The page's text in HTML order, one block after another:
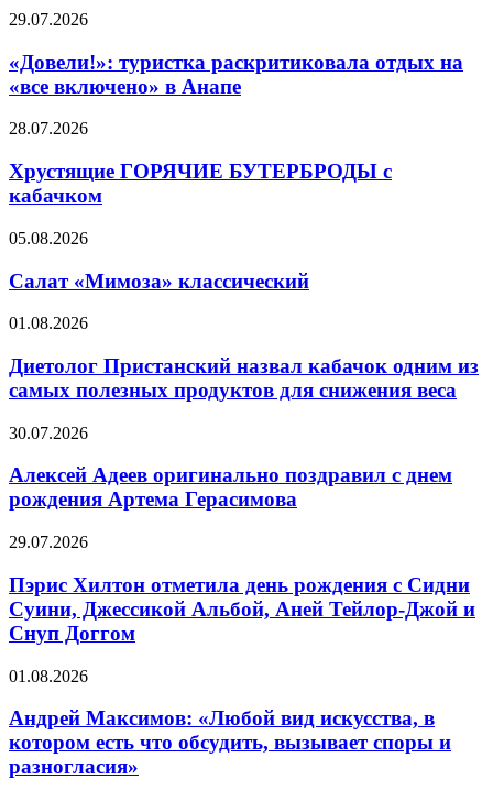
войны»
«Довели!»:
раскритиковала
отдых
на
включено»
Анапе
29.07.2026
«Довели!»: туристка раскритиковала отдых на
«все включено» в Анапе
Хрустящие
БУТЕРБРОДЫ
с
кабачком
28.07.2026
Хрустящие ГОРЯЧИЕ БУТЕРБРОДЫ с
кабачком
Салат
классический
05.08.2026
Салат «Мимоза» классический
Диетолог
назвал
кабачок
одним
самых
продуктов
для
веса
01.08.2026
Диетолог Пристанский назвал кабачок одним из
самых полезных продуктов для снижения веса
Алексей
оригинально
с
рождения
Герасимова
30.07.2026
Алексей Адеев оригинально поздравил с днем
рождения Артема Герасимова
Пэрис
отметила
день
рождения
с
Суини,
Альбой,
Аней
Тейлор-
Джой
29.07.2026
Пэрис Хилтон отметила день рождения с Сидни
Суини, Джессикой Альбой, Аней Тейлор-Джой и
Снуп Доггом
Андрей
«Любой
искусства,
в
01.08.2026
Андрей Максимов: «Любой вид искусства, в
котором есть что обсудить, вызывает споры и
разногласия»